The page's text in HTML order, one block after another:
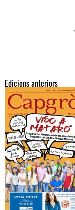
Edicions anteriors